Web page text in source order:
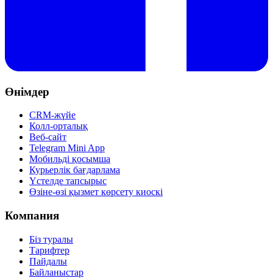
Өнімдер
CRM-жүйе
Колл-орталық
Веб-сайт
Telegram Mini App
Мобильді қосымша
Курьерлік бағдарлама
Үстелде тапсырыс
Өзіне-өзі қызмет көрсету киоскі
Компания
Біз туралы
Тарифтер
Пайдалы
Байланыстар